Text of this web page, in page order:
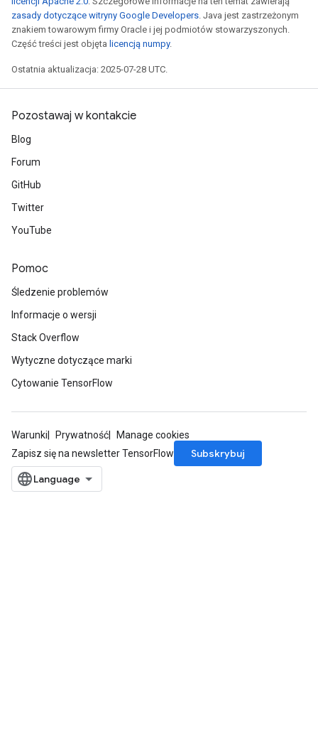
zasady dotyczące witryny Google Developers. Java jest zastrzeżonym
znakiem towarowym firmy Oracle i jej podmiotów stowarzyszonych.
Część treści jest objęta licencją numpy.
Ostatnia aktualizacja: 2025-07-28 UTC.
Pozostawaj w kontakcie
Blog
Forum
GitHub
Twitter
YouTube
Pomoc
Śledzenie problemów
Informacje o wersji
Stack Overflow
Wytyczne dotyczące marki
Cytowanie TensorFlow
Warunki Prywatność
Manage cookies
Zapisz się na newsletter TensorFlow
Subskrybuj